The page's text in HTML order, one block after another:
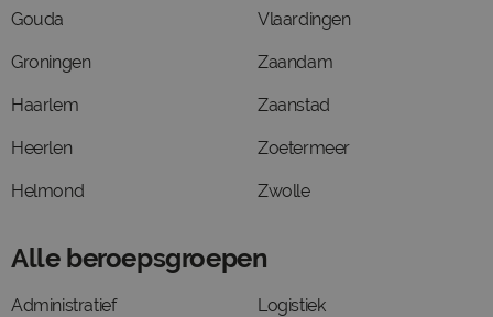
Gouda
Groningen
Haarlem
Heerlen
Helmond
Vlaardingen
Zaandam
Zaanstad
Zoetermeer
Zwolle
Alle beroepsgroepen
Administratief Logistiek